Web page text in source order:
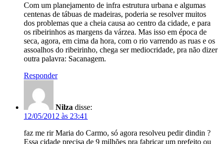
Com um planejamento de infra estrutura urbana e algumas
centenas de tábuas de madeiras, poderia se resolver muitos
dos problemas que a cheia causa ao centro da cidade, e para
os ribeirinhos as margens da várzea. Mas isso em época de
seca, agora, em cima da hora, com o rio varrendo as ruas e os
assoalhos do ribeirinho, chega ser mediocridade, pra não dizer
outra palavra: Sacanagem.
Responder
Nilza disse:
12/05/2012 às 23:41
faz me rir Maria do Carmo, só agora resolveu pedir dindin ?
Essa cidade precisa de 9 milhões pra fabricar um prefeito ou